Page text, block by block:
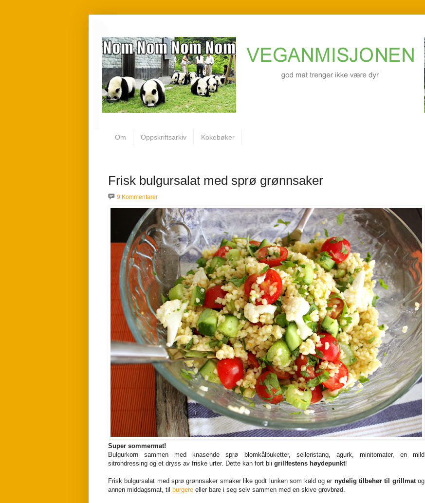
Om Oppskriftsarkiv Kokebøker
Frisk bulgursalat med sprø grønnsaker
9 Kommentarer
Super sommermat!
Bulgurkorn sammen med knasende sprø blomkålbuketter, selleristang, agurk, minitomater, en mild
sitrondressing og et dryss av friske urter. Dette kan fort bli grillfestens høydepunkt!
Frisk bulgursalat med sprø grønnsaker smaker like godt lunken som kald og er nydelig tilbehør til grillmatog
annen middagsmat, til burgere eller bare i seg selv sammen med en skive grovbrød.